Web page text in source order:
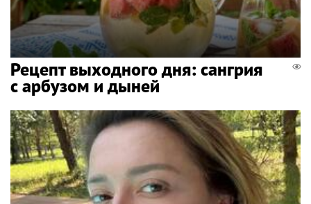
Рецепт выходного дня: сангрия
с арбузом и дыней